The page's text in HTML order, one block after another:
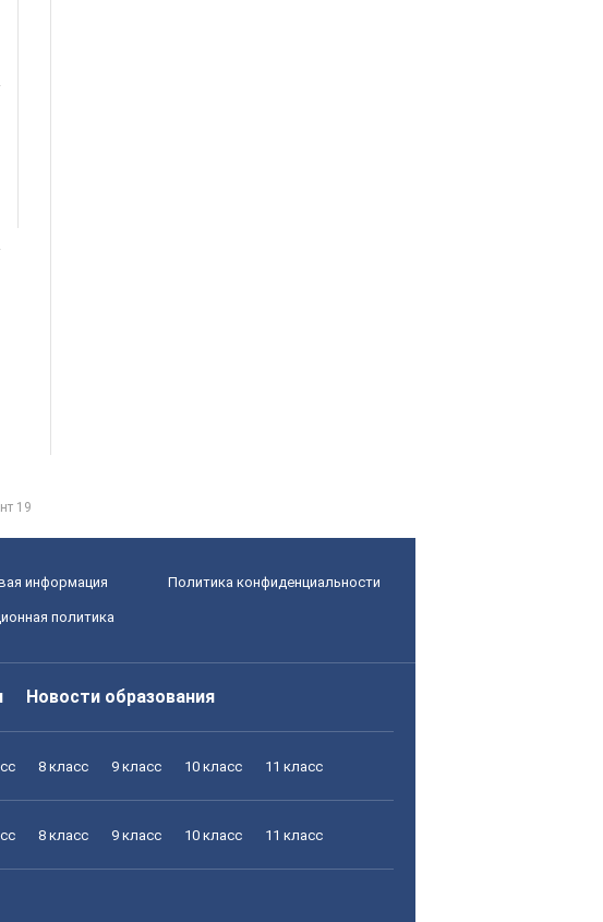
19
информация Политика конфиденциальности
политика
Новости образования
8 класс 9 класс 10 класс 11 класс
8 класс 9 класс 10 класс 11 класс